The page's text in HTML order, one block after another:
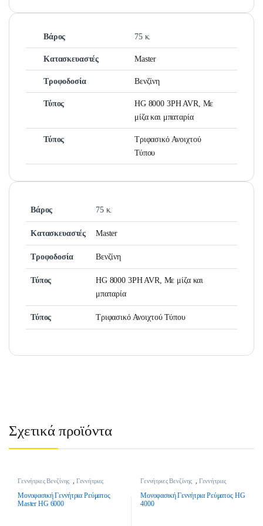
Βάρος 75 κ.
Κατασκευαστές Master
Τροφοδοσία Βενζίνη
Τύπος
HG 8000 3PH AVR, Με
μίζα και μπαταρία
Τύπος
Τριφασικό Ανοιχτού
Τύπου
Βάρος 75 κ.
Κατασκευαστές Master
Τροφοδοσία Βενζίνη
Τύπος
HG 8000 3PH AVR, Με μίζα και
μπαταρία
Τύπος Τριφασικό Ανοιχτού Τύπου
Σχετικά προϊόντα
Γεννήτριες Βενζίνης
Γεννήτριες
Γεωργικά Εργαλεία ,Μπαταρίες -
Γεννήτριες - Κινητήρες
Μονοφασική Γεννήτρια Ρεύματος
Master HG 6000
Γεννήτριες Βενζίνης
Γεννήτριες
Γεωργικά Εργαλεία ,Μπαταρίες -
Γεννήτριες - Κινητήρες
Μονοφασική Γεννήτρια Ρεύματος HG
4000